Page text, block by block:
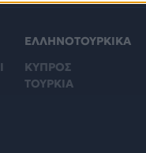
ΕΛΛΗΝΟΤΟΥΡΚΙΚΑ
ΚΥΠΡΟΣ
ΤΟΥΡΚΙΑ